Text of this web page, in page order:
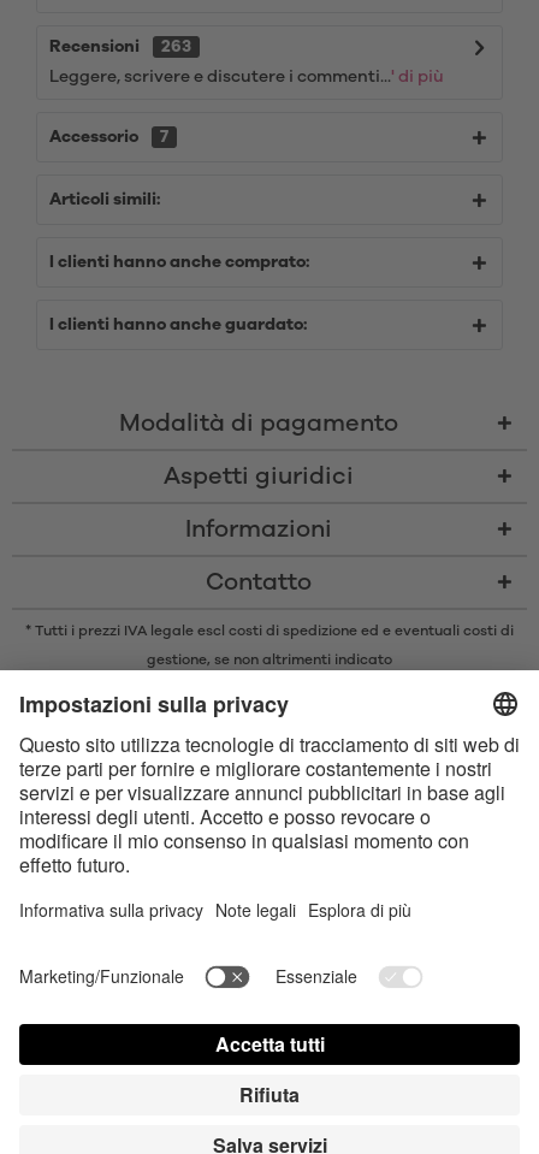
Recensioni
263
Leggere, scrivere e discutere i commenti...' di più
Accessorio 7
Articoli simili:
I clienti hanno anche comprato:
I clienti hanno anche guardato:
Modalità di pagamento
Aspetti giuridici
Informazioni
Contatto
* Tutti i prezzi IVA legale escl costi di spedizione ed e eventuali costi di
gestione, se non altrimenti indicato
Bluetooth SIG, Inc. e qualsiasi utilizzo di tali marchi da parte di Satisfyer
GmbH è concesso in licenza.
Apple, il logo Apple e Apple Watch sono marchi di Apple Inc. Google Play
e il logo Google Play sono marchi di Google LLC.
Dichiarazione sull‘Accessibilità Contact us today
FAQ
Contatti Login Stampa